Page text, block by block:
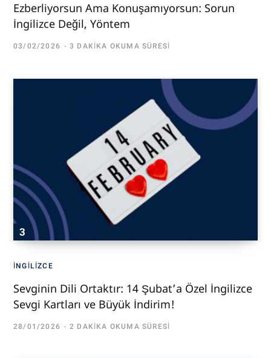
Ezberliyorsun Ama Konuşamıyorsun: Sorun
İngilizce Değil, Yöntem
03/02/2026 3 DAKIKA OKUMA SÜRESI
İNGILIZCE
Sevginin Dili Ortaktır: 14 Şubat’a Özel İngilizce
Sevgi Kartları ve Büyük İndirim!
28/01/2026 2 DAKIKA OKUMA SÜRESI